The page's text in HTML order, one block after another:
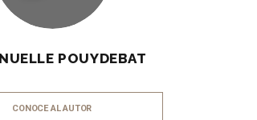
POUYDEBAT
CONOCE AL AUTOR